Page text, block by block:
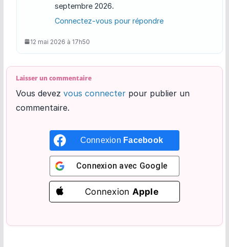
septembre 2026.
Connectez-vous pour répondre
12 mai 2026 à 17h50
Laisser un commentaire
Vous devez vous connecterpour publier un
commentaire.
Connexion Facebook
Connexion avec Google
Connexion Apple